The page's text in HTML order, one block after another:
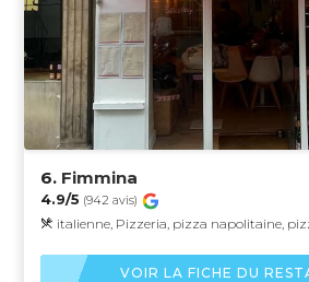
6. Fimmina
4.9/5 (942 avis)
italienne, Pizzeria, pizza napolitaine,
VOIR LA FICHE DU